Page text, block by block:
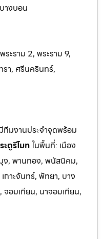
างบอน
ะราม 2, พระราม 9,
รา, ศรีนครินทร์,
ทีมงานประจำจุดพร้อม
ระตูรีโมทในพื้นที่: เมือง
ง, พานทอง, พนัสนิคม,
กาะจันทร์, พัทยา, บาง
อมเทียน, นาจอมเทียน,